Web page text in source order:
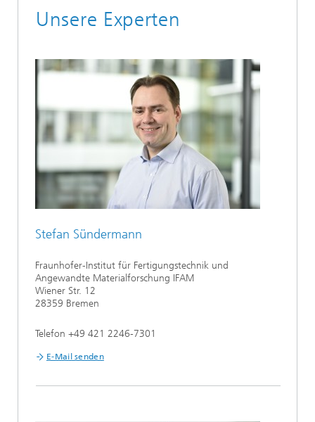
Unsere Experten
Stefan Sündermann
Fraunhofer-Institut für Fertigungstechnik und
Angewandte Materialforschung IFAM
Wiener Str. 12
28359 Bremen
Telefon +49 421 2246-7301
E-Mail senden